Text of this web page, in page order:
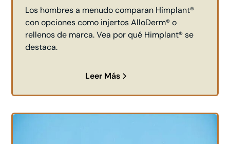
Los hombres a menudo comparan Himplant®
con opciones como injertos AlloDerm® o
rellenos de marca. Vea por qué Himplant® se
destaca.
Leer Más